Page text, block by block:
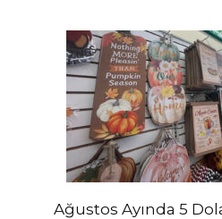
Ağustos Ayında 5